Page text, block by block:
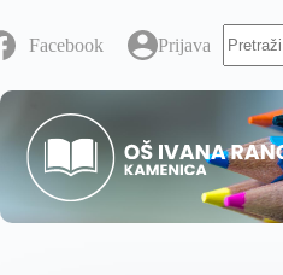
Facebook Prijava